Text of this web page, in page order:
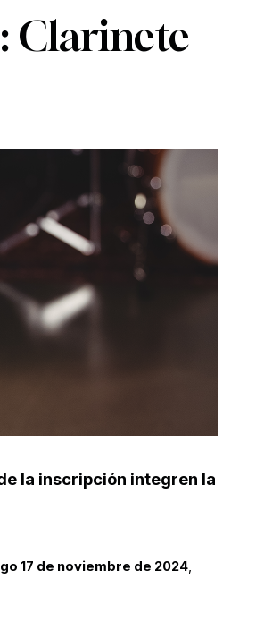
Clarinete
la inscripción integren la
17 de noviembre de 2024,